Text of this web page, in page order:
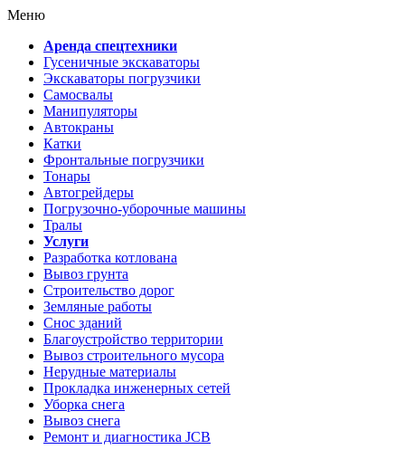
Меню
Аренда спецтехники
Гусеничные экскаваторы
Экскаваторы погрузчики
Самосвалы
Манипуляторы
Автокраны
Катки
Фронтальные погрузчики
Тонары
Автогрейдеры
Погрузочно-уборочные машины
Тралы
Услуги
Разработка котлована
Вывоз грунта
Строительство дорог
Земляные работы
Снос зданий
Благоустройство территории
Вывоз строительного мусора
Нерудные материалы
Прокладка инженерных сетей
Уборка снега
Вывоз снега
Ремонт и диагностика JCB